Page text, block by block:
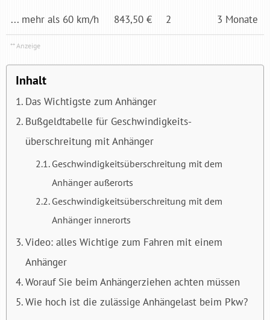
... mehr als 60 km/h 843,50 € 2 3 Mo­nate
Inhalt
Das Wichtigste zum Anhänger
Bußgeldtabelle für Geschwindigkeits­
überschreitung mit Anhänger
Geschwindigkeits­überschreitung mit dem
Anhänger außerorts
Geschwindigkeits­überschreitung mit dem
Anhänger innerorts
Video: alles Wichtige zum Fahren mit einem
Anhänger
Worauf Sie beim Anhängerziehen achten müssen
Wie hoch ist die zulässige Anhängelast beim Pkw?